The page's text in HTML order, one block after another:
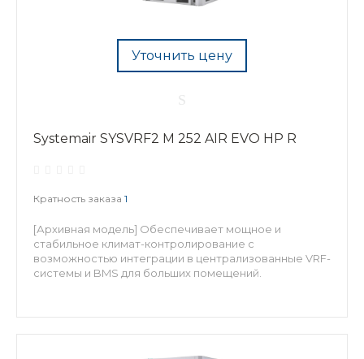
Уточнить цену
Systemair SYSVRF2 M 252 AIR EVO HP R
Кратность заказа 1
[Архивная модель] Обеспечивает мощное и
стабильное климат-контролирование с
возможностью интеграции в централизованные VRF-
системы и BMS для больших помещений.